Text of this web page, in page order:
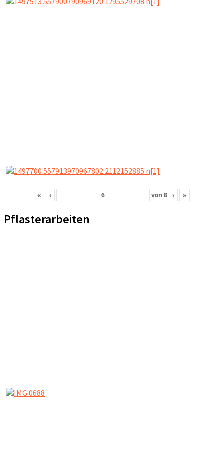
« ‹ von 8 › »
Pflasterarbeiten